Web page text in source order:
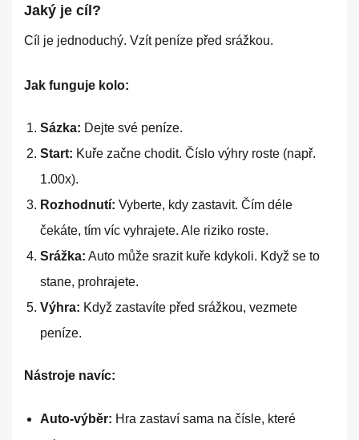
Jaký je cíl?
Cíl je jednoduchý. Vzít peníze před srážkou.
Jak funguje kolo:
Sázka: Dejte své peníze.
Start: Kuře začne chodit. Číslo výhry roste (např.
1.00x).
Rozhodnutí: Vyberte, kdy zastavit. Čím déle
čekáte, tím víc vyhrajete. Ale riziko roste.
Srážka: Auto může srazit kuře kdykoli. Když se to
stane, prohrajete.
Výhra: Když zastavíte před srážkou, vezmete
peníze.
Nástroje navíc:
Auto-výběr: Hra zastaví sama na čísle, které